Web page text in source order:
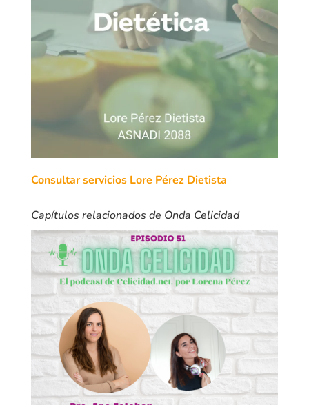
Consultar servicios Lore Pérez Dietista
Capítulos relacionados de Onda Celicidad